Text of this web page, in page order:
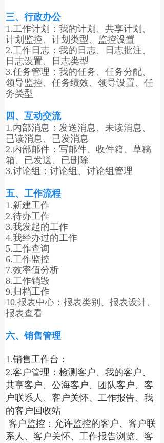
三、行政办公
1.工作计划：我的计划、共享计划、
计划监控、计划类型、监控设置
2.工作日志：我的日志、日志批注、
日志设置、日志类型
3.任务管理：我的任务、任务分配、
领导监控、任务绩效、领导设置、任
务类型
四、互动交流
1.内部消息：发送消息、未读消息、
已读消息、已发消息
2.内部邮件：写邮件、收件箱、草稿
箱、已发送、已删除
3.讨论组：讨论组、讨论组管理
五、工作流程
1.新建工作
2.待办工作
3.我发起的工作
4.我经办过的工作
5.工作查询
6.工作监控
7.效率值分析
8.工作销毁
9.归档工作
10.报表中心：报表类别、报表设计、
报表查看
六、销售管理
1.销售工作台：
2.客户管理：检测客户、我的客户、
共享客户、公海客户、团队客户、客
户联系人、客户关怀、工作报告、我
的客户回收站
客户监控：允许监控的客户、客户联
系人、客户关怀、工作报告浏览、客